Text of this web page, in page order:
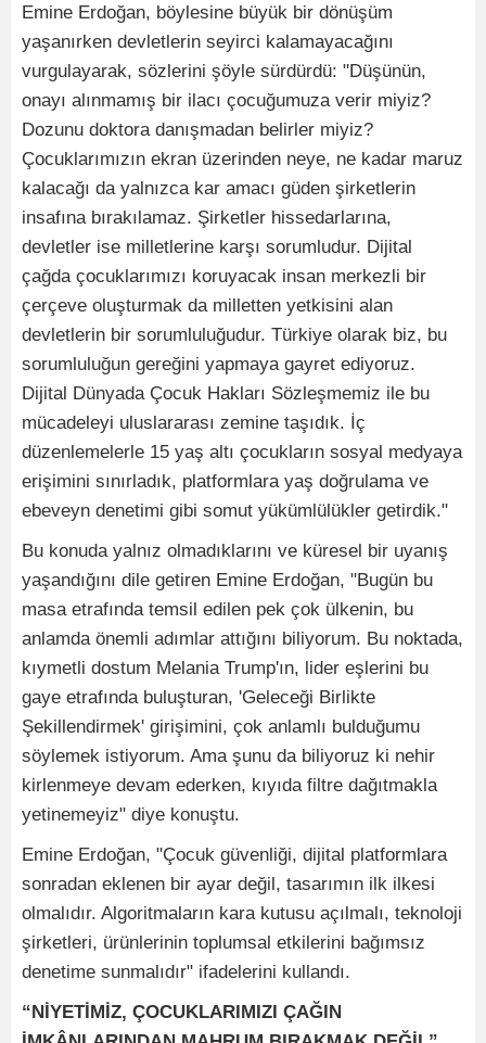
Emine Erdoğan, böylesine büyük bir dönüşüm
yaşanırken devletlerin seyirci kalamayacağını
vurgulayarak, sözlerini şöyle sürdürdü: "Düşünün,
onayı alınmamış bir ilacı çocuğumuza verir miyiz?
Dozunu doktora danışmadan belirler miyiz?
Çocuklarımızın ekran üzerinden neye, ne kadar maruz
kalacağı da yalnızca kar amacı güden şirketlerin
insafına bırakılamaz. Şirketler hissedarlarına,
devletler ise milletlerine karşı sorumludur. Dijital
çağda çocuklarımızı koruyacak insan merkezli bir
çerçeve oluşturmak da milletten yetkisini alan
devletlerin bir sorumluluğudur. Türkiye olarak biz, bu
sorumluluğun gereğini yapmaya gayret ediyoruz.
Dijital Dünyada Çocuk Hakları Sözleşmemiz ile bu
mücadeleyi uluslararası zemine taşıdık. İç
düzenlemelerle 15 yaş altı çocukların sosyal medyaya
erişimini sınırladık, platformlara yaş doğrulama ve
ebeveyn denetimi gibi somut yükümlülükler getirdik."
Bu konuda yalnız olmadıklarını ve küresel bir uyanış
yaşandığını dile getiren Emine Erdoğan, "Bugün bu
masa etrafında temsil edilen pek çok ülkenin, bu
anlamda önemli adımlar attığını biliyorum. Bu noktada,
kıymetli dostum Melania Trump'ın, lider eşlerini bu
gaye etrafında buluşturan, 'Geleceği Birlikte
Şekillendirmek' girişimini, çok anlamlı bulduğumu
söylemek istiyorum. Ama şunu da biliyoruz ki nehir
kirlenmeye devam ederken, kıyıda filtre dağıtmakla
yetinemeyiz" diye konuştu.
Emine Erdoğan, "Çocuk güvenliği, dijital platformlara
sonradan eklenen bir ayar değil, tasarımın ilk ilkesi
olmalıdır. Algoritmaların kara kutusu açılmalı, teknoloji
şirketleri, ürünlerinin toplumsal etkilerini bağımsız
denetime sunmalıdır" ifadelerini kullandı.
“NİYETİMİZ, ÇOCUKLARIMIZI ÇAĞIN